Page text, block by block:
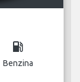
local_gas_station
Benzina